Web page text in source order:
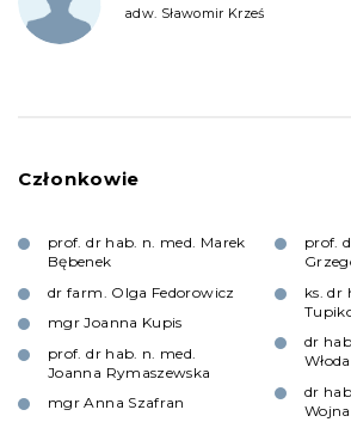
adw. Sławomir Krześ
Członkowie
prof. dr hab. n. med. Marek
Bębenek
dr farm. Olga Fedorowicz
mgr Joanna Kupis
prof. dr hab. n. med.
Joanna Rymaszewska
mgr Anna Szafran
prof.
ks. dr
dr
dr